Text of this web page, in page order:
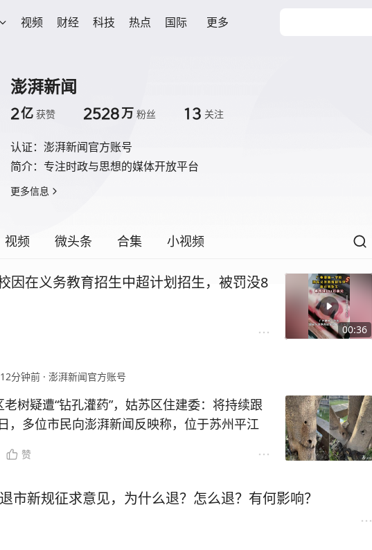
视频 财经 科技 热点 国际 更多
澎湃新闻
2亿 获赞 2528万 粉丝 13 关注
认证： 澎湃新闻官方账号
简介： 专注时政与思想的媒体开放平台
更多信息
视频 微头条 合集 小视频
00:36
因在义务教育招生中超计划招生，被罚没8
12分钟前 · 澎湃新闻官方账号
树疑遭“钻孔灌药”，姑苏区住建委：将持续跟
，多位市民向澎湃新闻反映称，位于苏州平江
致树叶发黄等异常情况。市民担心，这些承载
民。一位在平江路生活了几十年的居民介绍，
白玉兰、雪松、女贞三株。其中，白玉兰树干
赞
市新规征求意见，为什么退？怎么退？有何影响？